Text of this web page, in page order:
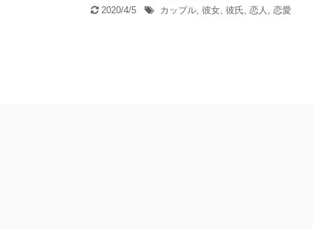
2020/4/5 カップル, 彼女, 彼氏, 恋人 , 恋愛